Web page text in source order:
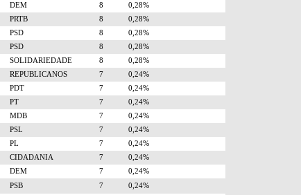
DEM 8
0,28%
PRTB 8
0,28%
PSD 8
0,28%
PSD 8
0,28%
SOLIDARIEDADE 8
0,28%
REPUBLICANOS 7
0,24%
PDT 7
0,24%
PT 7
0,24%
MDB 7
0,24%
PSL 7
0,24%
PL 7
0,24%
CIDADANIA 7
0,24%
DEM 7
0,24%
PSB 7
0,24%